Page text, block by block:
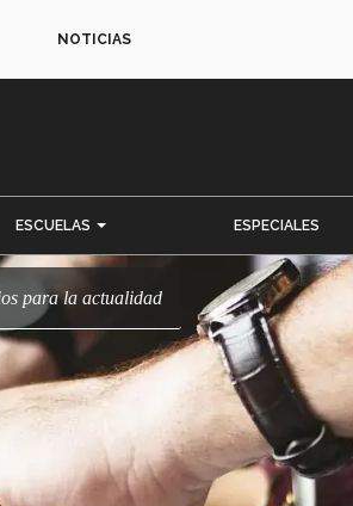
NOTICIAS
ESCUELAS ESPECIALES
para la actualidad